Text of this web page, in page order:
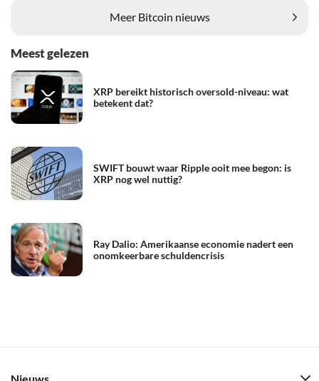
Meer Bitcoin nieuws
Meest gelezen
XRP bereikt historisch oversold-niveau: wat
betekent dat?
SWIFT bouwt waar Ripple ooit mee begon: is
XRP nog wel nuttig?
Ray Dalio: Amerikaanse economie nadert een
onomkeerbare schuldencrisis